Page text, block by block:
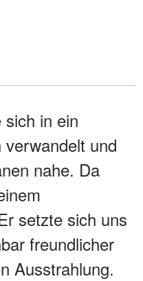
in ein
und
nahe. Da
setzte sich uns
freundlicher
Ausstrahlung.